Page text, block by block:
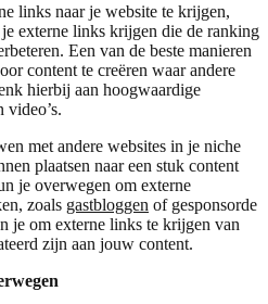
links naar je website te krijgen,
externe links krijgen die de ranking
Een van de beste manieren
content te creëren waar andere
hierbij aan hoogwaardige
met andere websites in je niche
plaatsen naar een stuk content
je overwegen om externe
zoals gastbloggen of gesponsorde
je om externe links te krijgen van
zijn aan jouw content.